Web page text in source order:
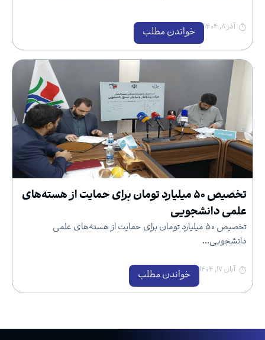
آذر ۸, ۱۴۰۴ خواندن مطلب
تخصیص ۵۰ میلیارد تومان برای حمایت از هسته‌های
علمی دانشجویی
تخصیص ۵۰ میلیارد تومان برای حمایت از هسته‌های علمی
دانشجویی...
آبان ۱۷, ۱۴۰۴ خواندن مطلب